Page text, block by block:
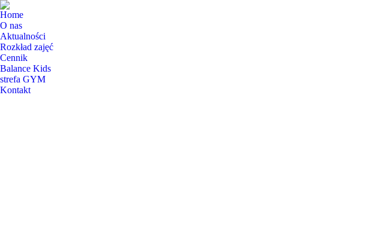
Home
O nas
Aktualności
Rozkład zajęć
Cennik
Balance Kids
strefa GYM
Kontakt